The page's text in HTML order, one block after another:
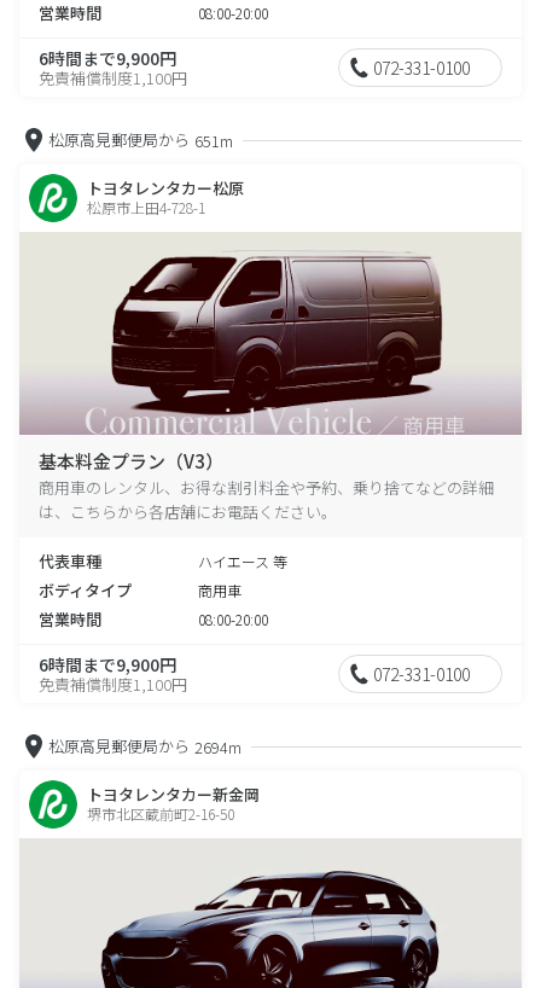
営業時間 08:00-20:00
6時間まで9,900円
免責補償制度1,100円 072-331-0100
松原高見郵便局から 651m
トヨタレンタカー松原
松原市上田4-728-1
基本料金プラン（V3）
商用車のレンタル、お得な割引料金や予約、乗り捨てなどの詳細
は、こちらから各店舗にお電話ください。
代表車種 ハイエース 等
ボディタイプ 商用車
営業時間 08:00-20:00
6時間まで9,900円
免責補償制度1,100円 072-331-0100
松原高見郵便局から 2694m
トヨタレンタカー新金岡
堺市北区蔵前町2-16-50